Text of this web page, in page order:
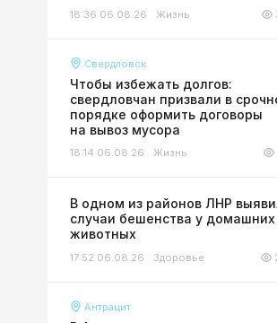
18:36 06.08.26 Жизнь
Свердловск
Чтобы избежать долгов:
свердловчан призвали в
порядке оформить договоры
на вывоз мусора
18:14 06.08.26 Жизнь
В одном из районов ЛНР
случаи бешенства у домашних
животных
17:52 06.08.26 Здоровье
Антрацит